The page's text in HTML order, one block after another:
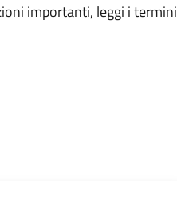
importanti, leggi i termini